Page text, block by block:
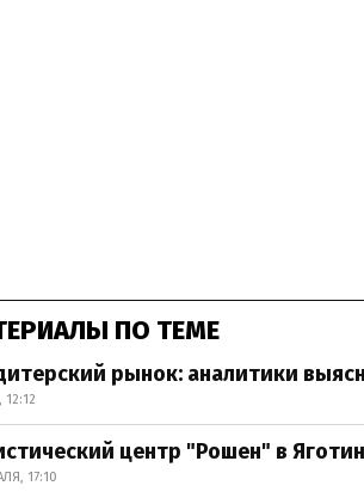
ПО ТЕМЕ
рынок: аналитики
12:12
центр "Рошен" в
17:10